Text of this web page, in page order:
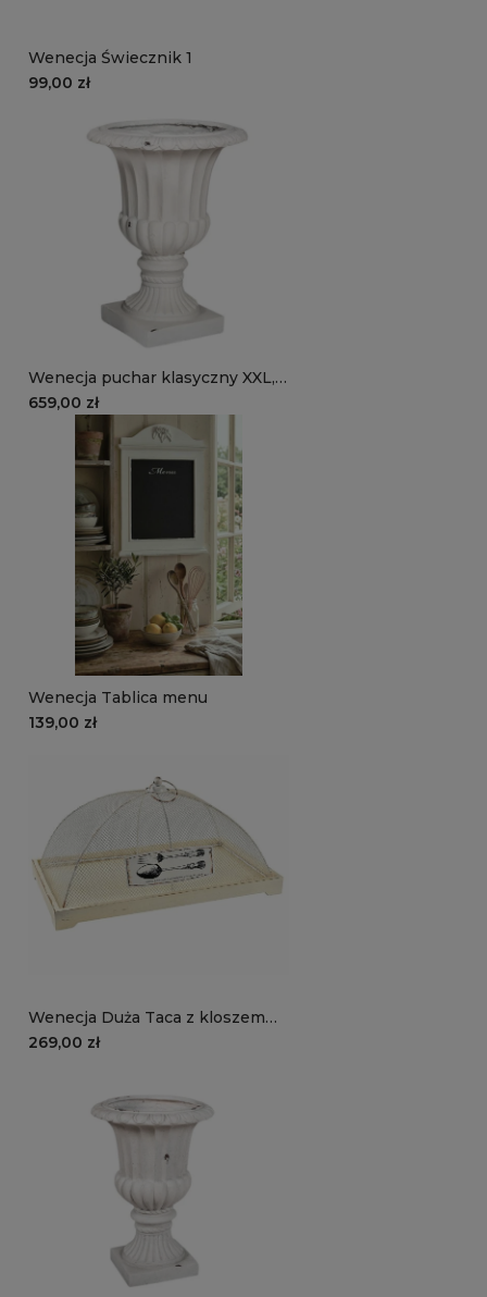
Wenecja Świecznik 1
99,00 zł
Wenecja puchar klasyczny XXL,
stylizowana duża osłonka
659,00 zł
Wenecja Tablica menu
139,00 zł
Wenecja Duża Taca z kloszem
(siatka)
269,00 zł